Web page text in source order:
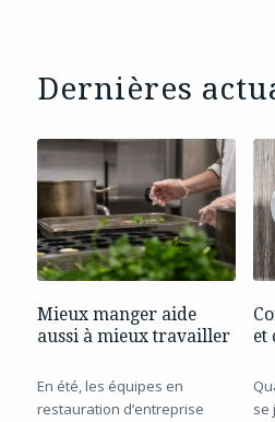
Dernières
Mieux manger aide
aussi à mieux travailler
En été, les équipes en
restauration d’entreprise
et
se